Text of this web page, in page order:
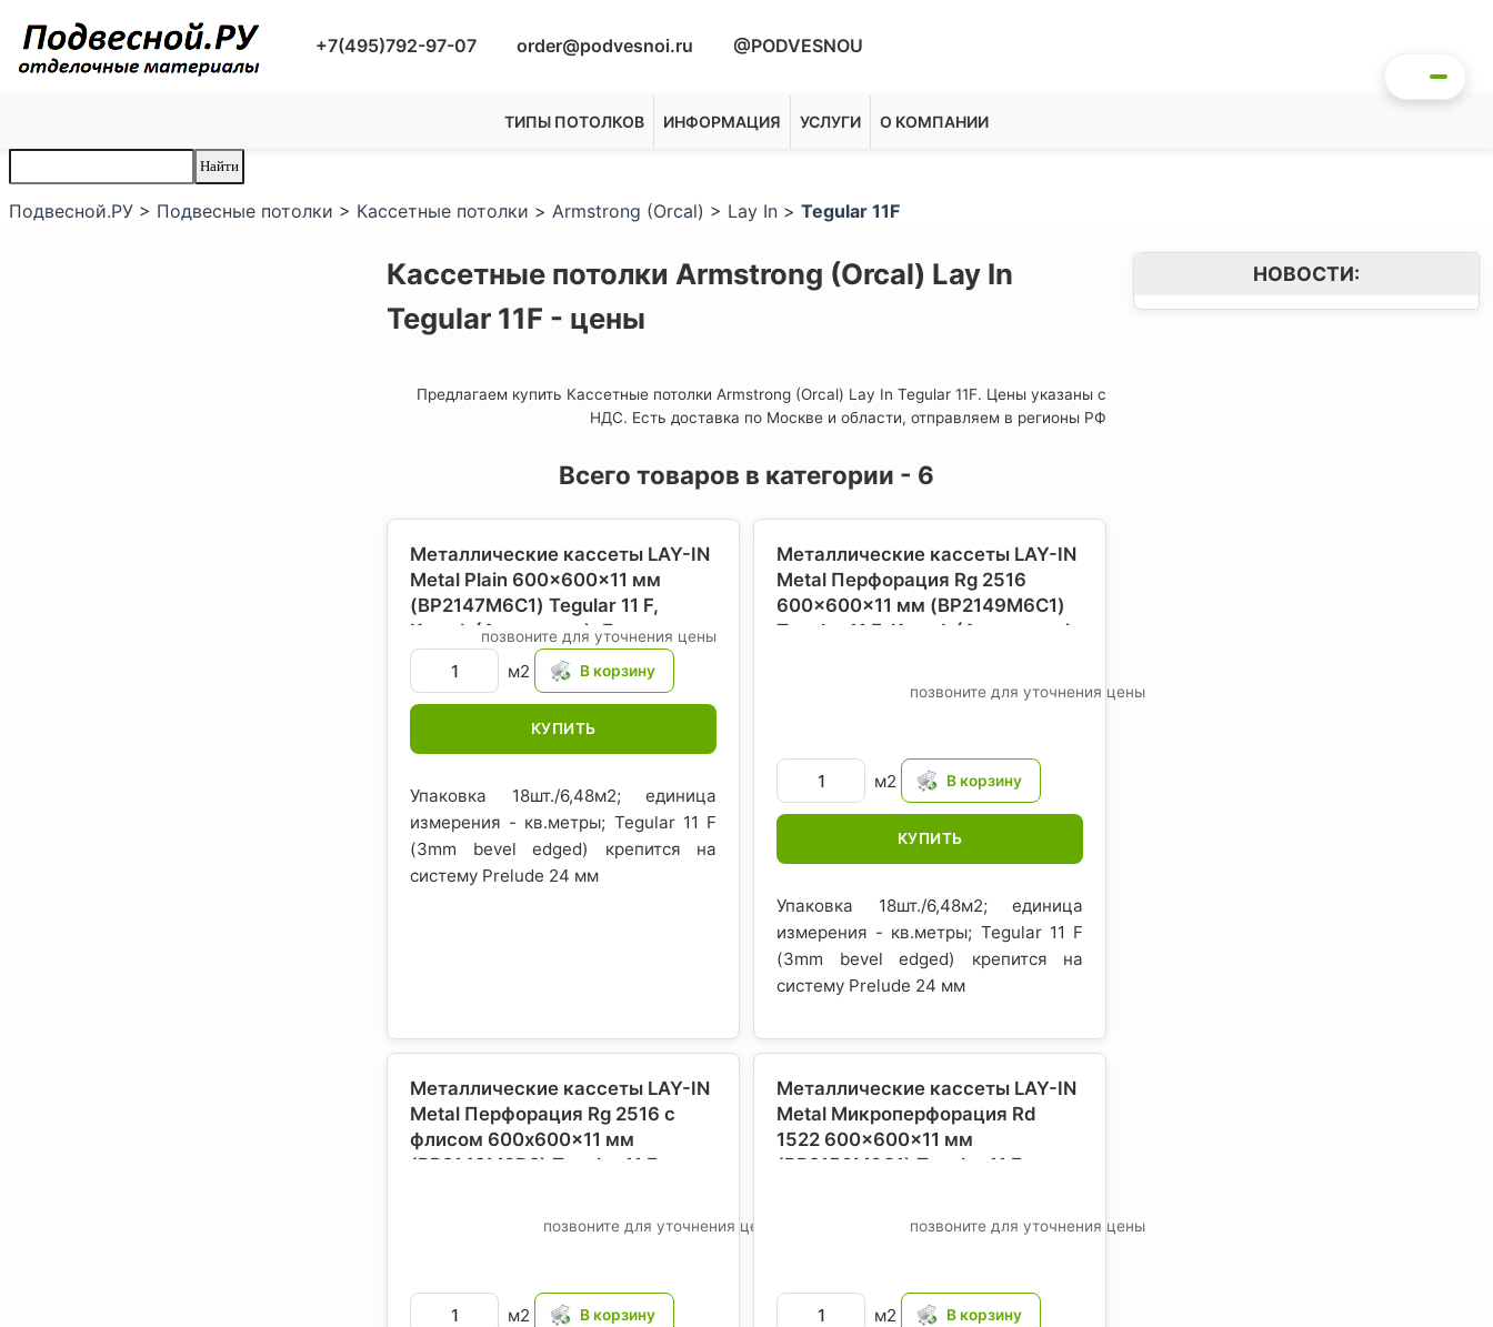
+7(495)792-97-07 order@podvesnoi.ru @PODVESNOU
ТИПЫ ПОТОЛКОВ ИНФОРМАЦИЯ УСЛУГИ О КОМПАНИИ
Подвесной.РУ > Подвесные потолки > Кассетные потолки > Armstrong (Orcal) > Lay In > Tegular 11F
Кассетные потолки Armstrong (Orcal) Lay In
Tegular 11F - цены
Предлагаем купить Кассетные потолки Armstrong (Orcal) Lay In Tegular 11F. Цены указаны с
НДС. Есть доставка по Москве и области, отправляем в регионы РФ
Всего товаров в категории - 6
Металлические кассеты LAY-IN
Metal Plain 600x600x11 мм
(BP2147M6C1) Tegular 11 F,
Кнауф (Армстронг) , Евросоюз-
США
позвоните для уточнения цены
м2
КУПИТЬ
Упаковка 18шт./6,48м2; единица
измерения - кв.метры; Tegular 11 F
(3mm bevel edged) крепится на
систему Prelude 24 мм
Металлические кассеты LAY-IN
Metal Перфорация Rg 2516
600x600x11 мм (BP2149M6C1)
Tegular 11 F, Кнауф (Армстронг)
позвоните для уточнения цены
м2
КУПИТЬ
Упаковка 18шт./6,48м2; единица
измерения - кв.метры; Tegular 11 F
(3mm bevel edged) крепится на
систему Prelude 24 мм
Металлические кассеты LAY-IN
Metal Перфорация Rg 2516 с
флисом 600x600x11 мм
(BP2149M6D2) Tegular 11 F,
позвоните для уточнения цены
м2
Металлические кассеты LAY-IN
Metal Микроперфорация Rd
1522 600x600x11 мм
(BP2150M6C1) Tegular 11 F,
позвоните для уточнения цены
м2
НОВОСТИ: